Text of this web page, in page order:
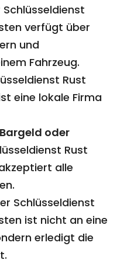
Schlüsseldienst
verfügt über
und
Fahrzeug.
Rust
eine lokale Firma
oder
Rust
alle
Schlüsseldienst
ist nicht an eine
erledigt die